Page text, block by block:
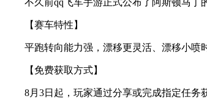
不久前qq飞车手游正式公布了阿斯顿马丁的
【赛车特性】
平跑转向能力强，漂移更灵活、漂移小喷时
【免费获取方式】
8月3日起，玩家通过分享或完成指定任务